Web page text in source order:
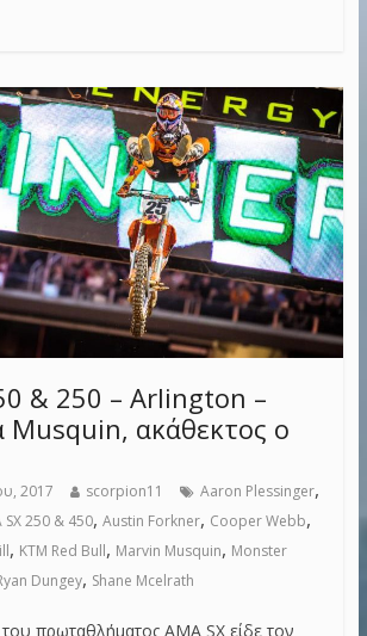
& 250 – Arlington –
Musquin, ακάθεκτος ο
2017 scorpion11 Aaron Plessinger,
SX 250 & 450, Austin Forkner, Cooper Webb,
, KTM Red Bull, Marvin Musquin, Monster
Dungey, Shane Mcelrath
πρωταθλήματος AMA SX είδε τον